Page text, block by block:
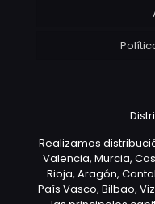
Realizamos
Valencia, Murcia,
Rioja, Aragón,
País Vasco, Bilbao,